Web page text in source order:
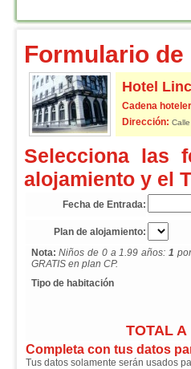
Formulario
Hotel
Cadena
Dirección:
Selecciona las
alojamiento y el
Fecha de Entrada:
Plan de alojamiento:
Nota: Niños de 0 a 1.99 años: 1
GRATIS en plan CP.
Tipo de habitación
TOTAL A
Completa con tus datos
Tus datos solamente serán usados